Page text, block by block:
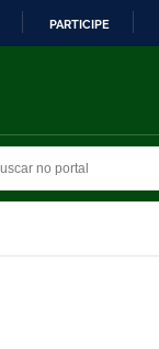
PARTICIPE